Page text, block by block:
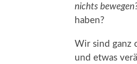
nichts
haben?
Wir sind ganz
und etwas